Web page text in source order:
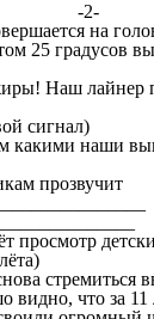
на
25 градусов
Наш лайнер
сигнал)
какими наши
прозвучит
стремиться
видно, что за 11